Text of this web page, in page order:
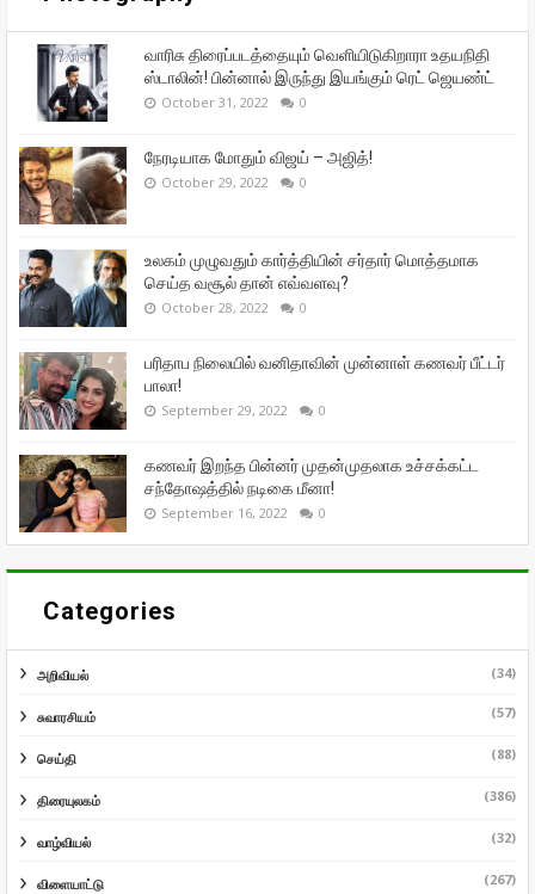
வாரிசு திரைப்படத்தையும் வெளியிடுகிறாரா உதயநிதி
ஸ்டாலின்! பின்னால் இருந்து இயங்கும் ரெட் ஜெயண்ட்
October 31, 2022 0
நேரடியாக மோதும் விஜய் – அஜித்!
October 29, 2022 0
உலகம் முழுவதும் கார்த்தியின் சர்தார் மொத்தமாக
செய்த வசூல் தான் எவ்வளவு?
October 28, 2022 0
பரிதாப நிலையில் வனிதாவின் முன்னாள் கணவர் பீட்டர்
பாலா!
September 29, 2022 0
கணவர் இறந்த பின்னர் முதன்முதலாக உச்சக்கட்ட
சந்தோஷத்தில் நடிகை மீனா!
September 16, 2022 0
Categories
அறிவியல் (34)
சுவாரசியம் (57)
செய்தி (88)
திரையுலகம் (386)
வாழ்வியல் (32)
விளையாட்டு (267)